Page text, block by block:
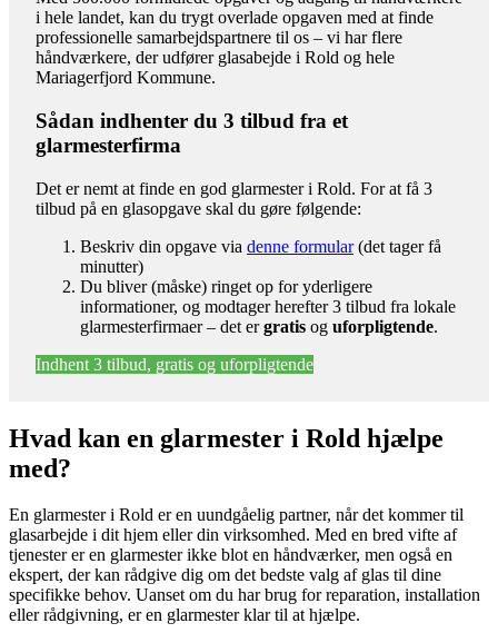
i hele landet, kan du trygt overlade opgaven med at finde
professionelle samarbejdspartnere til os – vi har flere
håndværkere, der udfører glasabejde i Rold og hele
Mariagerfjord Kommune.
Sådan indhenter du 3 tilbud fra et
glarmesterfirma
Det er nemt at finde en god glarmester i Rold. For at få 3
tilbud på en glasopgave skal du gøre følgende:
Beskriv din opgave via denne formular(det tager få
minutter)
Du bliver (måske) ringet op for yderligere
informationer, og modtager herefter 3 tilbud fra lokale
glarmesterfirmaer – det ergratis og uforpligtende.
Indhent 3 tilbud, gratis og uforpligtende
Hvad kan en glarmester i Rold hjælpe
med?
En glarmester i Rold er en uundgåelig partner, når det kommer til
glasarbejde i dit hjem eller din virksomhed. Med en bred vifte af
tjenester er en glarmester ikke blot en håndværker, men også en
ekspert, der kan rådgive dig om det bedste valg af glas til dine
specifikke behov. Uanset om du har brug for reparation, installation
eller rådgivning, er en glarmester klar til at hjælpe.